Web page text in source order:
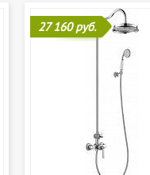
27 160 руб.